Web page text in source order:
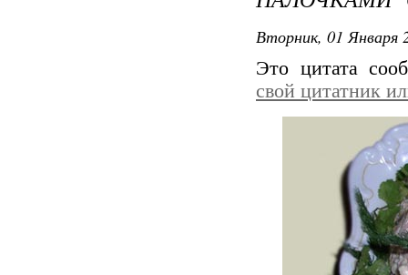
Вторник, 01 Января
Это цитата
свой цитатник